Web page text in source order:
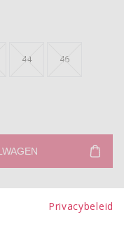
44 46
Privacybeleid